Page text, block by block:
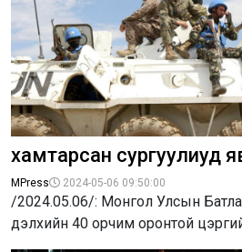
хамтарсан сургуулиуд
MPress 2024-05-06 09:50:00
/2024.05.06/: Монгол Улсын
дэлхийн 40 орчим оронтой